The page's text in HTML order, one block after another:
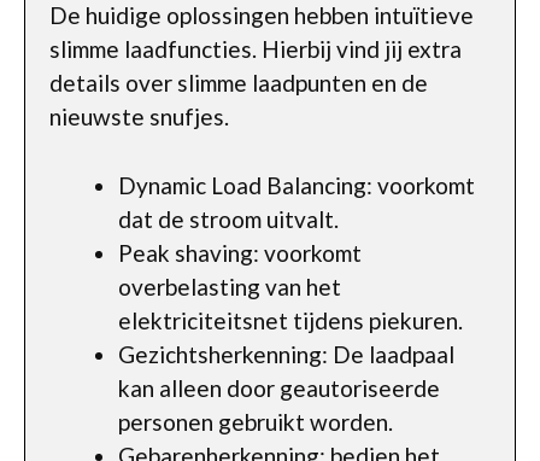
De huidige oplossingen hebben intuïtieve
slimme laadfuncties. Hierbij vind jij extra
details over slimme laadpunten en de
nieuwste snufjes.
Dynamic Load Balancing: voorkomt
dat de stroom uitvalt.
Peak shaving: voorkomt
overbelasting van het
elektriciteitsnet tijdens piekuren.
Gezichtsherkenning: De laadpaal
kan alleen door geautoriseerde
personen gebruikt worden.
Gebarenherkenning: bedien het